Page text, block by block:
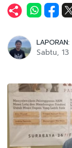
LAPORAN:
Sabtu,